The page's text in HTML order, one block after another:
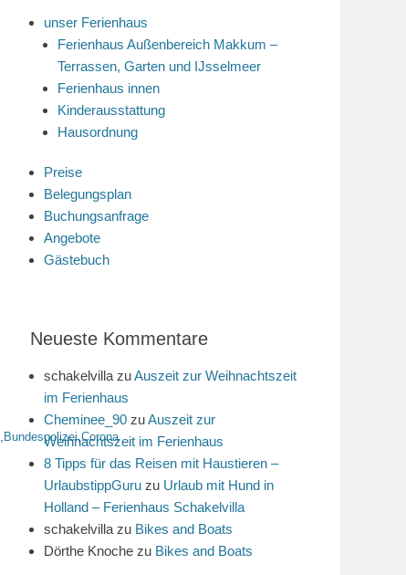
, Bundespolizei,Corona
unser Ferienhaus
Ferienhaus Außenbereich Makkum –
Terrassen, Garten und IJsselmeer
Ferienhaus innen
Kinderausstattung
Hausordnung
Preise
Belegungsplan
Buchungsanfrage
Angebote
Gästebuch
Neueste Kommentare
schakelvilla zuAuszeit zur Weihnachtszeit
im Ferienhaus
Cheminee_90 zuAuszeit zur
Weihnachtszeit im Ferienhaus
8 Tipps für das Reisen mit Haustieren –
UrlaubstippGuru zu Urlaub mit Hund in
Holland – Ferienhaus Schakelvilla
schakelvilla zu Bikes and Boats
Dörthe Knoche zu Bikes and Boats